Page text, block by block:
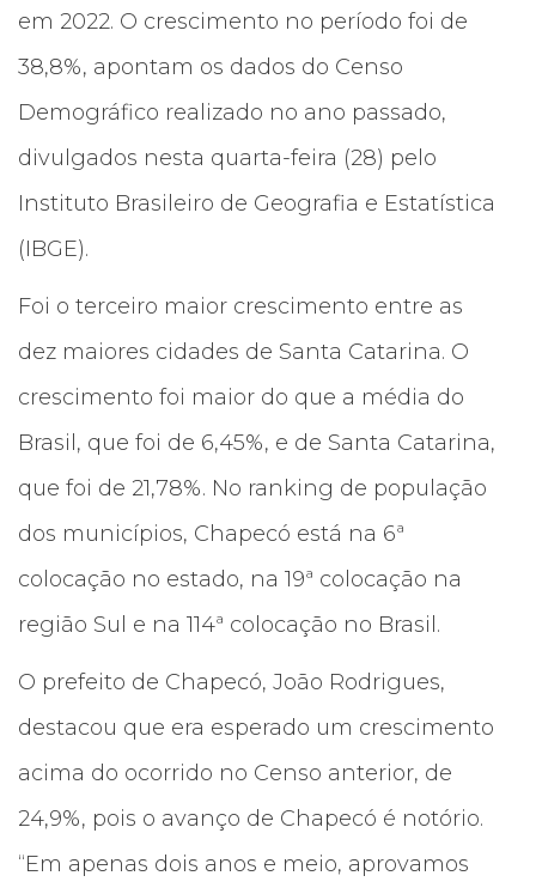
em 2022. O crescimento no período foi de
38,8%, apontam os dados do Censo
Demográfico realizado no ano passado,
divulgados nesta quarta-feira (28) pelo
Instituto Brasileiro de Geografia e Estatística
(IBGE).
Foi o terceiro maior crescimento entre as
dez maiores cidades de Santa Catarina. O
crescimento foi maior do que a média do
Brasil, que foi de 6,45%, e de Santa Catarina,
que foi de 21,78%. No ranking de população
dos municípios, Chapecó está na 6ª
colocação no estado, na 19ª colocação na
região Sul e na 114ª colocação no Brasil.
O prefeito de Chapecó, João Rodrigues,
destacou que era esperado um crescimento
acima do ocorrido no Censo anterior, de
24,9%, pois o avanço de Chapecó é notório.
“Em apenas dois anos e meio, aprovamos